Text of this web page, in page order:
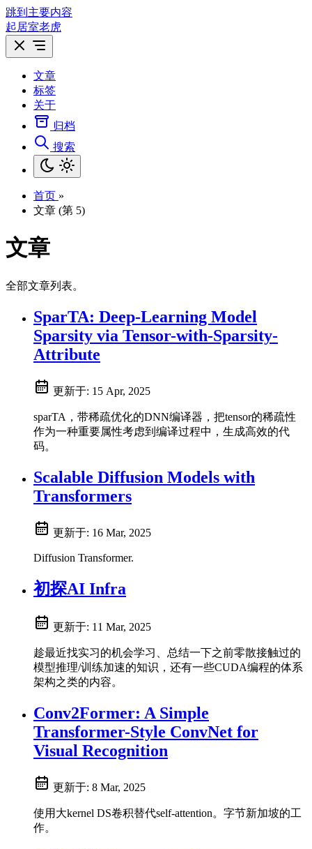
跳到主要内容
起居室老虎
文章
标签
关于
归档
搜索
首页 »
文章 (第 5)
文章
全部文章列表。
SparTA: Deep-Learning Model
Sparsity via Tensor-with-Sparsity-
Attribute
更新于: 15 Apr, 2025
sparTA，带稀疏优化的DNN编译器，把tensor的稀疏性
作为一种重要属性考虑到编译过程中，生成高效的代
码。
Scalable Diffusion Models with
Transformers
更新于: 16 Mar, 2025
Diffusion Transformer.
初探AI Infra
更新于: 11 Mar, 2025
趁最近找实习的机会学习、总结一下之前零散接触过的
模型推理/训练加速的知识，还有一些CUDA编程的体系
架构之类的内容。
Conv2Former: A Simple
Transformer-Style ConvNet for
Visual Recognition
更新于: 8 Mar, 2025
使用大kernel DS卷积替代self-attention。字节新加坡的工
作。